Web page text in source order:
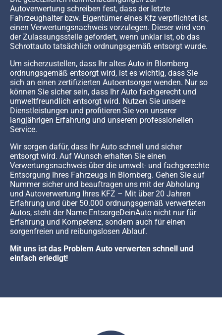
Autoverwertung schreiben fest, dass der letzte
Fahrzeughalter bzw. Eigentümer eines Kfz verpflichtet ist,
einen Verwertungsnachweis vorzulegen. Dieser wird von
der Zulassungsstelle gefordert, wenn unklar ist, ob das
Schrottauto tatsächlich ordnungsgemäß entsorgt wurde.
Um sicherzustellen, dass Ihr altes Auto in Blomberg
ordnungsgemäß entsorgt wird, ist es wichtig, dass Sie
sich an einen zertifizierten Autoentsorger wenden. Nur so
können Sie sicher sein, dass Ihr Auto fachgerecht und
umweltfreundlich entsorgt wird. Nutzen Sie unsere
Dienstleistungen und profitieren Sie von unserer
langjährigen Erfahrung und unserem professionellen
Service.
Wir sorgen dafür, dass Ihr Auto schnell und sicher
entsorgt wird. Auf Wunsch erhalten Sie einen
Verwertungsnachweis über die umwelt- und fachgerechte
Entsorgung Ihres Fahrzeugs in Blomberg. Gehen Sie auf
Nummer sicher und beauftragen uns mit der Abholung
und Autoverwertung Ihres KFZ – Mit über 20 Jahren
Erfahrung und über 50.000 ordnungsgemäß verwerteten
Autos, steht der Name EntsorgeDeinAuto nicht nur für
Erfahrung und Kompetenz, sondern auch für einen
sorgenfreien und reibungslosen Ablauf.
Mit uns ist das Problem Auto verwerten schnell und
einfach erledigt!